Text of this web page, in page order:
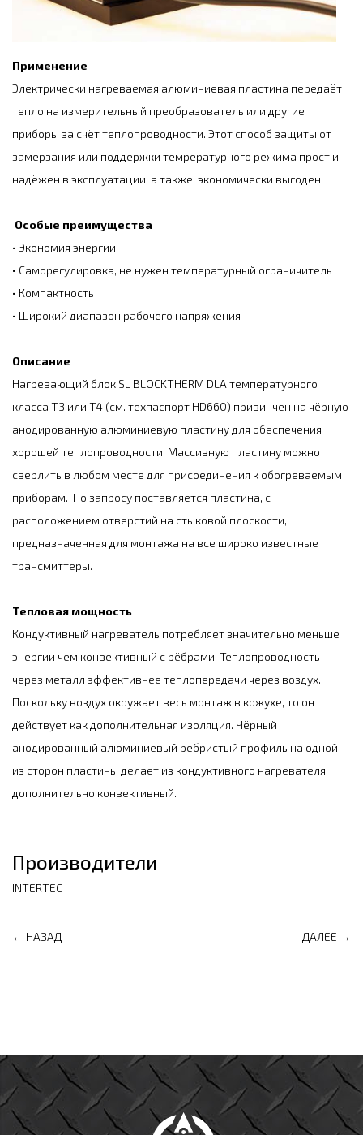
Применение
Электрически нагреваемая алюминиевая пластина передаёт
тепло на измерительный преобразователь или другие
приборы за счёт теплопроводности. Этот способ защиты от
замерзания или поддержки темрературного режима прост и
надёжен в эксплуатации, а также экономически выгоден.
Особые преимущества
• Экономия энергии
• Саморегулировка, не нужен температурный ограничитель
• Компактность
• Широкий диапазон рабочего напряжения
Описание
Нагревающий блок SL BLOCKTHERM DLA температурного
класса T3 или T4 (см. техпаспорт HD660) привинчен на чёрную
анодированную алюминиевую пластину для обеспечения
хорошей теплопроводности. Массивную пластину можно
сверлить в любом месте для присоединения к обогреваемым
приборам. По запросу поставляется пластина, с
расположением отверстий на стыковой плоскости,
предназначенная для монтажа на все широко известные
трансмиттеры.
Тепловая мощность
Кондуктивный нагреватель потребляет значительно меньше
энергии чем конвективный с рёбрами. Теплопроводность
через металл эффективнее теплопередачи через воздух.
Поскольку воздух окружает весь монтаж в кожухе, то он
действует как дополнительная изоляция. Чёрный
анодированный алюминиевый ребристый профиль на одной
из сторон пластины делает из кондуктивного нагревателя
дополнительно конвективный.
Производители
INTERTEC
← НАЗАД ДАЛЕЕ →